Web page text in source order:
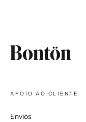
APOIO AO CLIENTE
Envios